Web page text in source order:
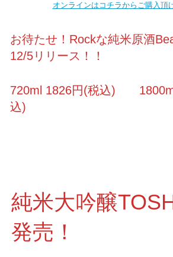
オンラインはコチラからご購入頂
お待たせ！Rockな純米原酒
12/5リリース！！
720ml 1826円(税込)
込)
純米大吟醸
発売！